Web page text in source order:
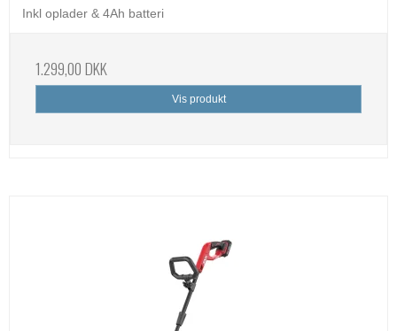
Inkl oplader & 4Ah batteri
1.299,00 DKK
Vis produkt